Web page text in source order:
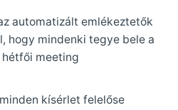
automatizált emlékeztetők
hogy mindenki tegye bele a
meeting
kísérlet felelőse